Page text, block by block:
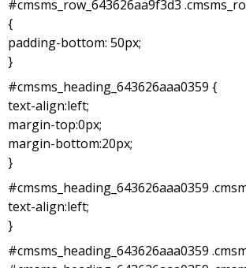
#cmsms_row_643626aa9f3d3
{
padding-bottom: 50px;
}
#cmsms_heading_643626aaa0359 {
text-align:left;
margin-top:0px;
margin-bottom:20px;
}
#cmsms_heading_643626aaa0359
text-align:left;
}
#cmsms_heading_643626aaa0359